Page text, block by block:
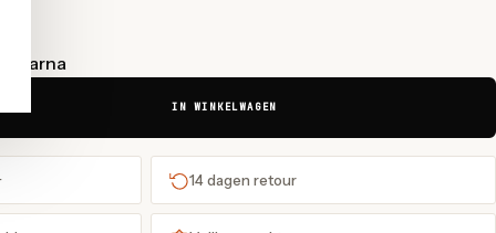
Klarna
IN WINKELWAGEN
14 dagen retour